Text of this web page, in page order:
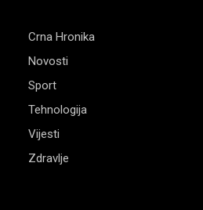
Crna Hronika
Novosti
Sport
Tehnologija
Vijesti
Zdravlje